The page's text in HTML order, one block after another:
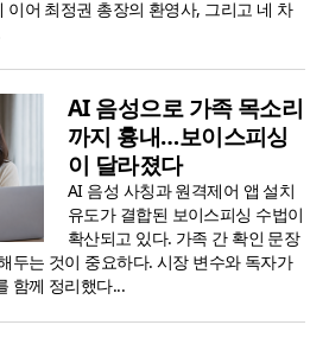
이어 최정권 총장의 환영사, 그리고 네 차
AI 음성으로 가족 목소리
까지 흉내…보이스피싱
이 달라졌다
AI 음성 사칭과 원격제어 앱 설치
유도가 결합된 보이스피싱 수법이
확산되고 있다. 가족 간 확인 문장
두는 것이 중요하다. 시장 변수와 독자가
함께 정리했다...